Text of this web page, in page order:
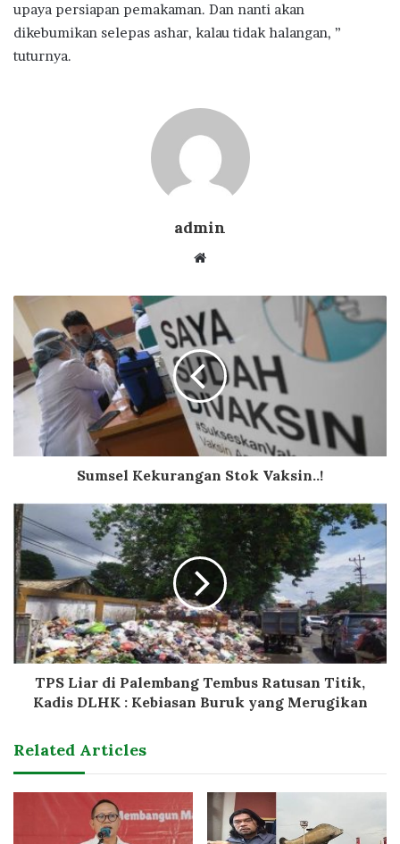
upaya persiapan pemakaman. Dan nanti akan
dikebumikan selepas ashar, kalau tidak halangan, ”
tuturnya.
admin
Website
Sumsel Kekurangan Stok Vaksin..!
TPS Liar di Palembang Tembus Ratusan Titik,
Kadis DLHK : Kebiasan Buruk yang Merugikan
Related Articles